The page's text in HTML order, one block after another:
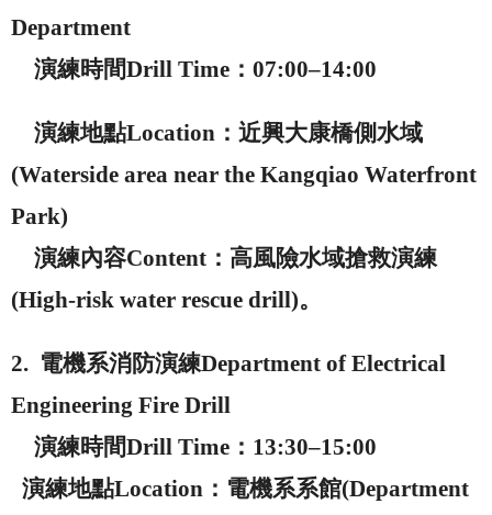
Department
演練時間Drill Time ： 07:00–14:00
演練地點Location ：近興大康橋側水域
(Waterside area near the Kangqiao Waterfront
Park)
演練內容Content ：高風險水域搶救演練
(High-risk water rescue drill)。
2. 電機系消防演練Department of Electrical
Engineering Fire Drill
演練時間Drill Time ： 13:30–15:00
演練地點Location ：電機系系館(Department